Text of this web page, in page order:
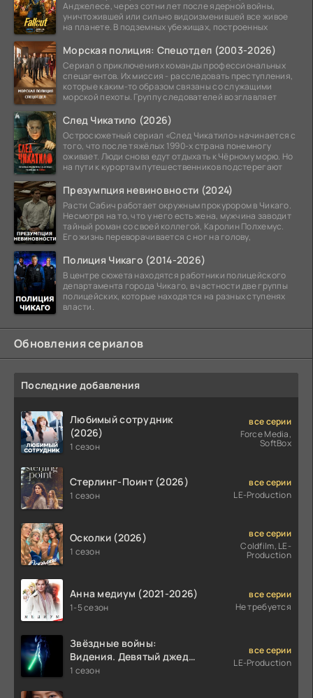
Анджелесе, через сотни лет после ядерной войны,
уничтожившей или сильно видоизменившей все живое
на планете. В подземных убежищах, построенных
Морская полиция: Спецотдел (2003-2026)
Сериал о приключениях команды профессиональных
спецагентов. Их миссия - расследовать преступления,
которые каким-то образом связаны со служащими
морской пехоты. Группу следователей возглавляет
След Чикатило (2026)
Остросюжетный сериал «След Чикатило» начинается с
того, что после тяжёлых 1990-х страна понемногу
оживает. Люди снова едут отдыхать к Чёрному морю. Но
на пути к курортам путешественников подстерегают
Презумпция невиновности (2024)
Расти Сабич работает окружным прокурором в Чикаго.
Несмотря на то, что у него есть жена, мужчина заводит
тайный роман со своей коллегой, Каролин Полхемус.
Его жизнь переворачивается с ног на голову,
Полиция Чикаго (2014-2026)
В центре сюжета находятся работники полицейского
департамента города Чикаго, в частности две группы
полицейских, которые находятся на разных ступенях
власти.
Обновления сериалов
Последние добавления
Любимый сотрудник
(2026)
1 сезон
все серии
Force Media,
SoftBox
Стерлинг-Поинт (2026)
1 сезон
все серии
LE-Production
Осколки (2026)
1 сезон
все серии
Coldfilm, LE-
Production
Анна медиум (2021-2026)
1-5 сезон
все серии
Не требуется
Звёздные войны:
Видения. Девятый джедай
(2026)
1 сезон
все серии
LE-Production